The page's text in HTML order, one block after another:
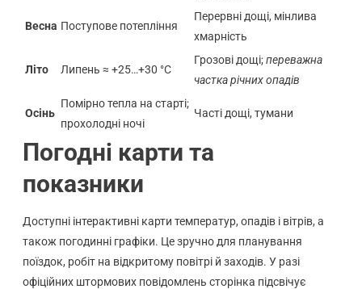
Весна Поступове потепління
Перервні дощі, мінлива
хмарність
Літо Липень ≈ +25…+30 °C
Грозові дощі;переважна
частка річних опадів
Осінь
Помірно тепла на старті;
прохолодні ночі
Часті дощі, тумани
Погодні карти та
показники
Доступні інтерактивні карти температур, опадів і вітрів, а
також погодинні графіки. Це зручно для планування
поїздок, робіт на відкритому повітрі й заходів. У разі
офіційних штормових повідомлень сторінка підсвічує